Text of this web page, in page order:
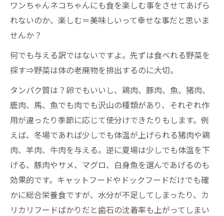
ワンちゃんネコちゃんにも食を楽しむ事をさせてあげら
れないのか、楽しむ＝美味しいって幸せな事だと思いま
せんか？
何でも与える訳ではないですよ。先ずは食べれる野菜を
探す⇒野菜は体の老廃物を排出するのに大切。
タンパク質は？卵でもいいし、鶏肉、豚肉、魚、猪肉、
鹿肉、馬、魚でも肉でも沢山の種類があり、それぞれ作
用が違ったり季節に応じて使分けできたりもします。例
えば、冬場であれば少しでも体温が上げられる猪肉や鶏
肉、羊肉、牛肉を与える。逆に夏場は少しでも体温を下
げる、豚肉やサメ、マグロ、白身魚を選んであげるのも
効果的です。キャットフードやドックフードだけでも確
かに総合栄養食ですが、水分が不足してしまったり、カ
リカリフードばかりだと歯石の沈着率も上がってしまい